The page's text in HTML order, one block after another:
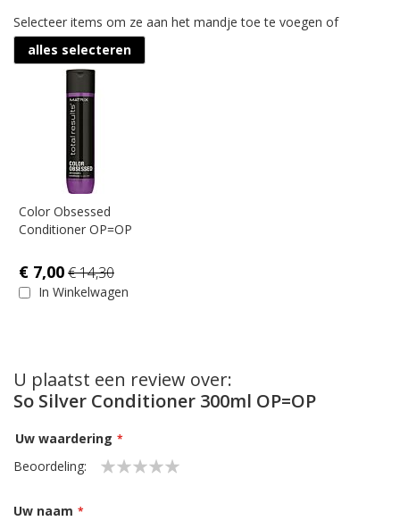
Selecteer items om ze aan het mandje toe te voegen of
alles selecteren
Color Obsessed
Conditioner OP=OP
€ 7,00€ 14,30
In Winkelwagen
U plaatst een review over:
So Silver Conditioner 300ml OP=OP
Uw waardering
Beoordeling:
Uw naam